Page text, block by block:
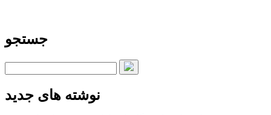
جستجو
نوشته های جدید